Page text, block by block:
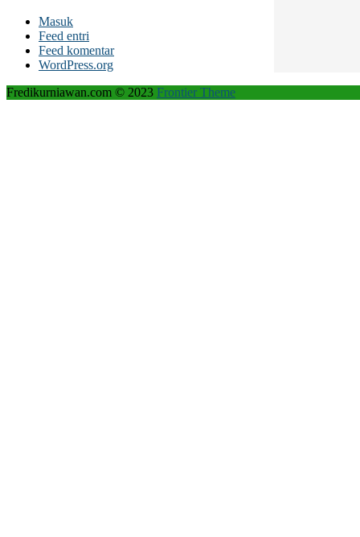
Masuk
Feed entri
Feed komentar
WordPress.org
Fredikurniawan.com © 2023 Frontier Theme